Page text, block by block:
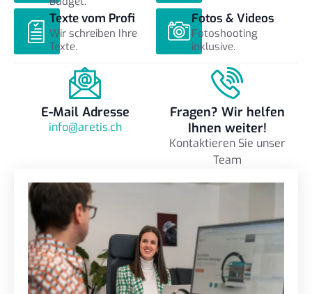
Texte vom Profi
Wir schreiben Ihre
Texte.
Fotos & Videos
Fotoshooting
inklusive.
E-Mail Adresse
info@aretis.ch
Fragen? Wir helfen
Ihnen weiter!
Kontaktieren Sie unser
Team